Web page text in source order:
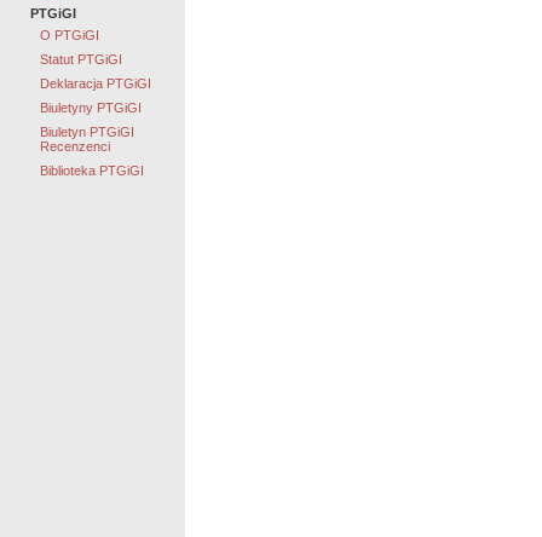
PTGiGI
O PTGiGI
Statut PTGiGI
Deklaracja PTGiGI
Biuletyny PTGiGI
Biuletyn PTGiGI
Recenzenci
Biblioteka PTGiGI